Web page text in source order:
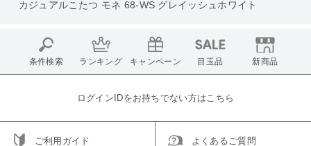
カジュアルこたつ モネ 68-WS グレイッシュホワイト
条件検索 ランキング キャンペーン 目玉品 新商品
ログインIDをお持ちでない方はこちら
ご利用ガイド よくあるご質問